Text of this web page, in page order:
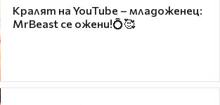
Кралят на YouTube – младоженец:
MrBeast се ожени!💍🥰